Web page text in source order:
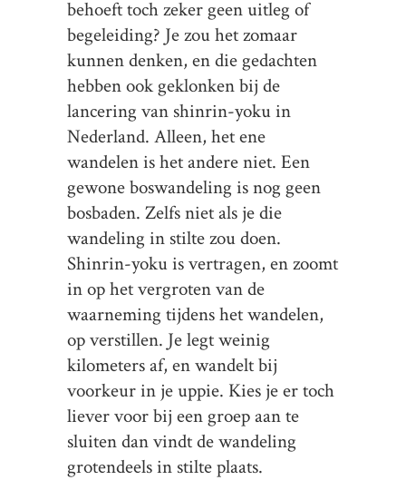
behoeft toch zeker geen uitleg of
begeleiding? Je zou het zomaar
kunnen denken, en die gedachten
hebben ook geklonken bij de
lancering van shinrin-yoku in
Nederland. Alleen, het ene
wandelen is het andere niet. Een
gewone boswandeling is nog geen
bosbaden. Zelfs niet als je die
wandeling in stilte zou doen.
Shinrin-yoku is vertragen, en zoomt
in op het vergroten van de
waarneming tijdens het wandelen,
op verstillen. Je legt weinig
kilometers af, en wandelt bij
voorkeur in je uppie. Kies je er toch
liever voor bij een groep aan te
sluiten dan vindt de wandeling
grotendeels in stilte plaats.